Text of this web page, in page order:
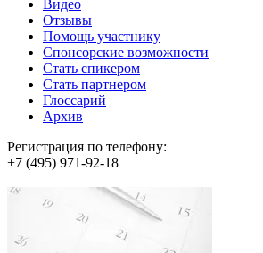
Видео
Отзывы
Помощь участнику
Спонсорские возможности
Стать спикером
Стать партнером
Глоссарий
Архив
Регистрация по телефону:
+7 (495) 971-92-18